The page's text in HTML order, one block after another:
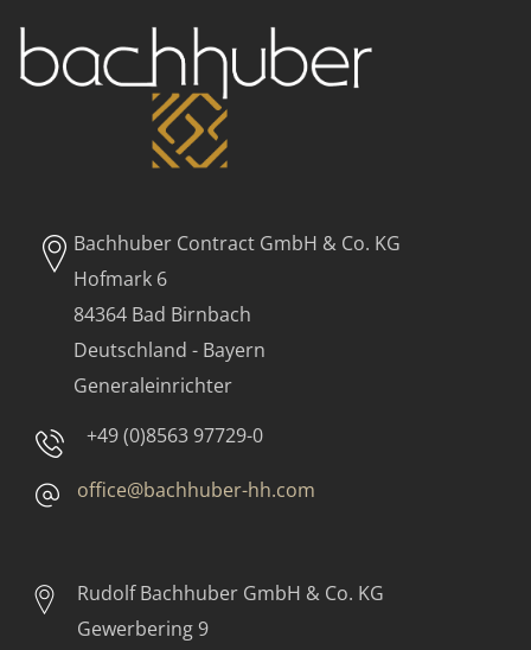
Bachhuber Contract GmbH & Co. KG
Hofmark 6
84364 Bad Birnbach
Deutschland - Bayern
Generaleinrichter
+49 (0)8563 97729-0
office@bachhuber-hh.com
Rudolf Bachhuber GmbH & Co. KG
Gewerbering 9